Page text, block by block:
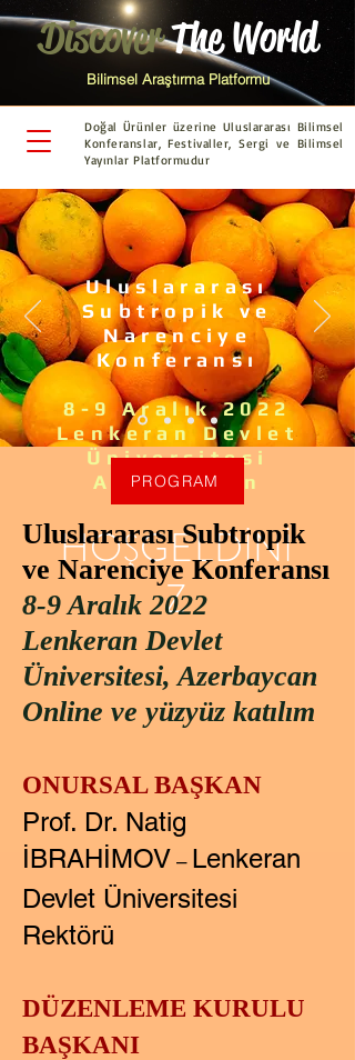
DiscoverThe World
Bilimsel Araştırma Platformu
Doğal Ürünler üzerine Uluslararası Bilimsel
Konferanslar, Festivaller, Sergi ve Bilimsel
Yayınlar Platformudur
Uluslararası
Subtropik ve
Narenciye
Konferansı
8-9 Aralık 2022
Lenkeran Devlet
Üniversitesi
Azerbaycan
HOŞGELDİNİ
Z
PROGRAM
Uluslararası Subtropik
ve Narenciye Konferansı
8-9 Aralık 2022
Lenkeran Devlet
Üniversitesi, Azerbaycan
Online ve yüzyüz katılım
ONURSAL BAŞKAN
Prof. Dr. Natig
İBRAHİMOV – Lenkeran
Devlet Üniversitesi
Rektörü
DÜZENLEME KURULU
BAŞKANI